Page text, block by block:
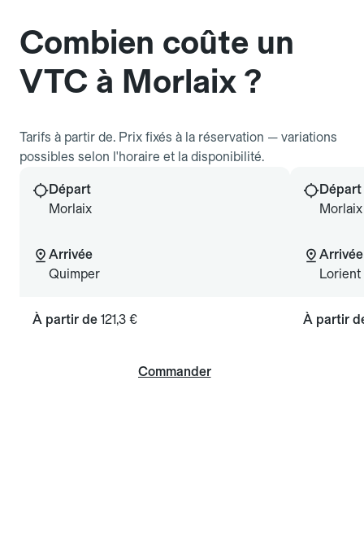
Combien coûte un
VTC à Morlaix ?
Tarifs à partir de. Prix fixés à la réservation — variations
possibles selon l'horaire et la disponibilité.
Départ
Morlaix
Arrivée
Quimper
À partir de 121,3 €
Commander
Départ
Morlaix
Arrivée
Lorient
À partir